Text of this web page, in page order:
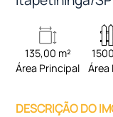
135,00 m²
Área Principal
Área
DESCRIÇÃO DO